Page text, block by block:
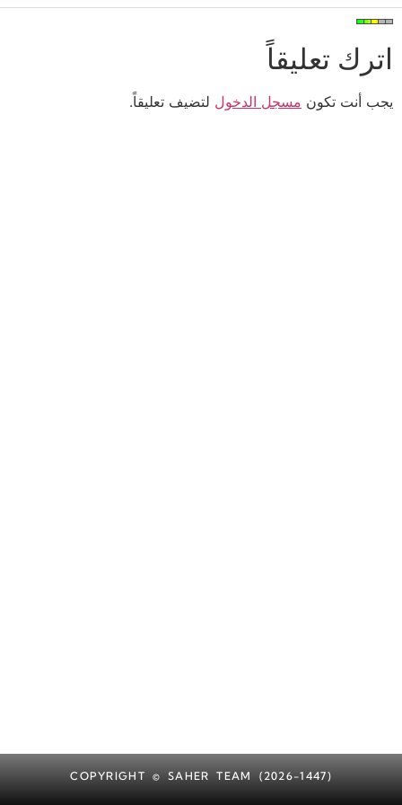
اترك تعليقاً
يجب أنت تكون مسجل الدخول لتضيف تعليقاً.
COPYRIGHT © SAHER TEAM (2026-1447)